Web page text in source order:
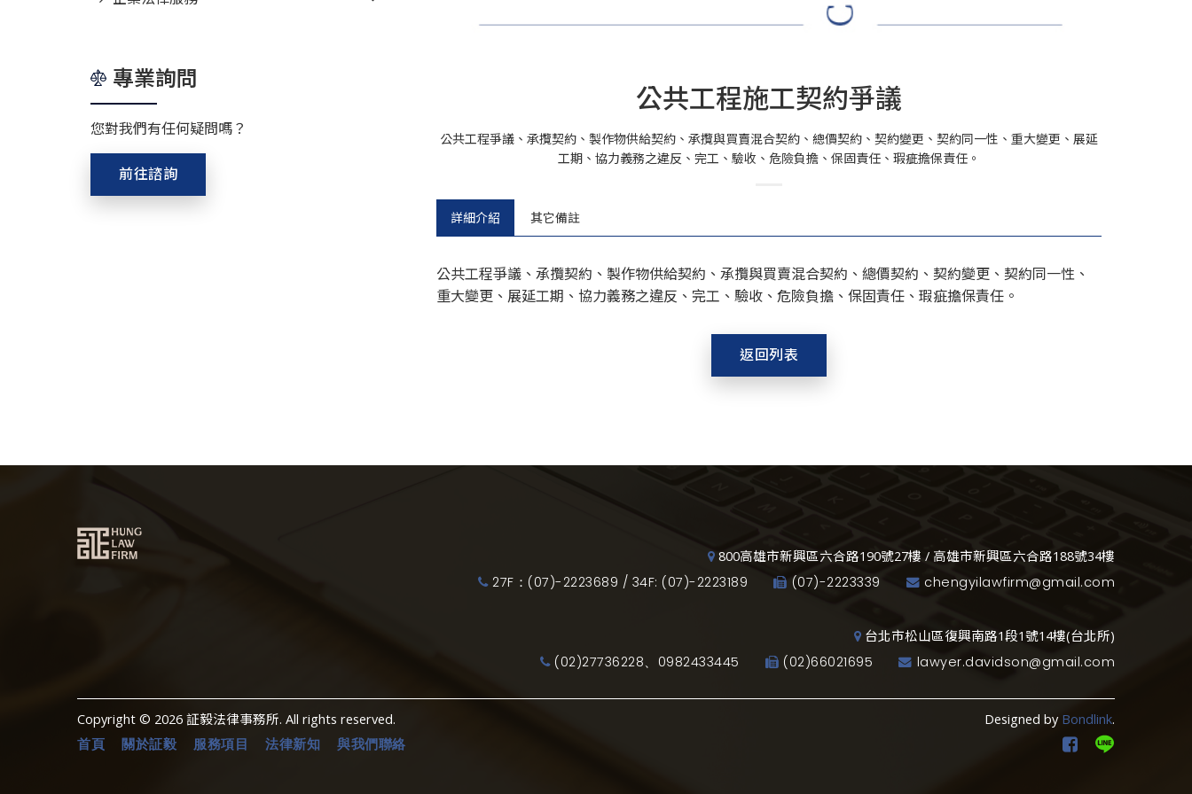
公共工程施工契約爭議
公共工程爭議、承攬契約、製作物供給契約、承攬與買賣混合契約、總價契約、契約變更、契約同一性、重大變更、展延
工期、協力義務之違反、完工、驗收、危險負擔、保固責任、瑕疵擔保責任。
詳細介紹 其它備註
公共工程爭議、承攬契約、製作物供給契約、承攬與買賣混合契約、總價契約、契約變更、契約同一性、
重大變更、展延工期、協力義務之違反、完工、驗收、危險負擔、保固責任、瑕疵擔保責任。
返回列表
專業詢問
您對我們有任何疑問嗎？
前往諮詢
800高雄市新興區六合路190號27樓 / 高雄市新興區六合路188號34樓
27F：(07)-2223689 / 34F: (07)-2223189 (07)-2223339 chengyilawfirm@gmail.com
台北市松山區復興南路1段1號14樓(台北所)
(02)27736228、0982433445 (02)66021695 lawyer.davidson@gmail.com
Copyright © 2026 証毅法律事務所. All rights reserved. Designed by Bondlink.
首頁 關於証毅 服務項目 法律新知 與我們聯絡